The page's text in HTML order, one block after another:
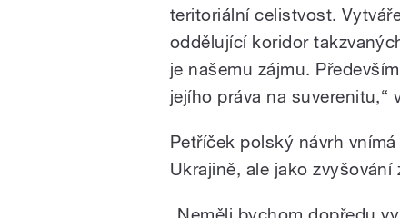
teritoriální celistvost.
oddělující koridor
je našemu zájmu.
jejího práva na suverenitu,“
Petříček polský návrh
Ukrajině, ale jako